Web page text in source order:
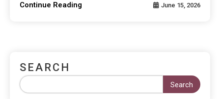
Continue Reading June 15, 2026
SEARCH
Search